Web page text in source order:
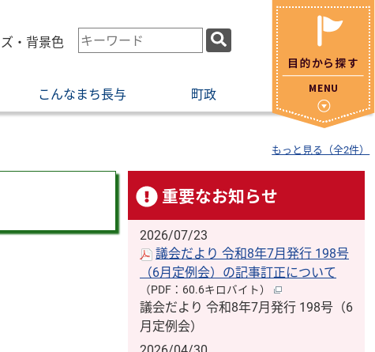
・背景色
検
索
ー
ワ
こんなまち長与 町政
もっと見る（全2件）
重要なお知らせ
2026/07/23
議会だより 令和8年7月発行 198号
（6月定例会）の記事訂正について
（PDF：60.6キロバイト）
議会だより 令和8年7月発行 198号（6
月定例会）